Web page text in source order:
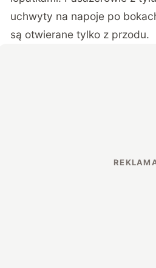
uchwyty na napoje po
są otwierane tylko z przodu.